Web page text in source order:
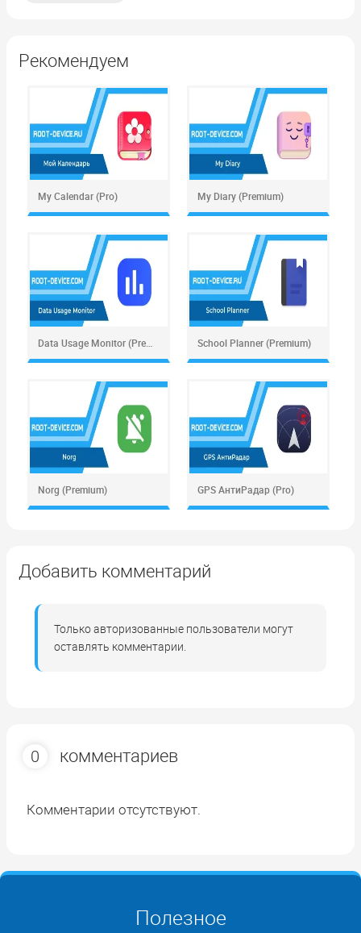
Рекомендуем
My Calendar (Pro) My Diary (Premium)
School Planner (Premium)
Norg (Premium) GPS АнтиРадар (Pro)
Добавить комментарий
Только авторизованные пользователи могут
оставлять комментарии.
0 комментариев
Комментарии отсутствуют.
Полезное